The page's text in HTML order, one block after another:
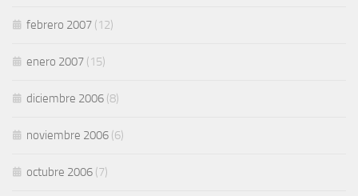
febrero 2007 (12)
enero 2007 (15)
diciembre 2006 (8)
noviembre 2006 (6)
octubre 2006 (7)